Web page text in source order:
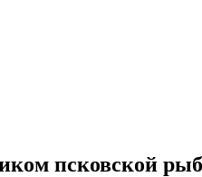
псковской